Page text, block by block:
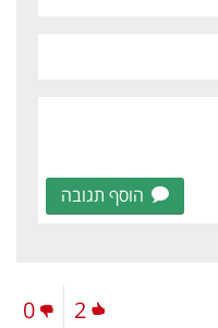
הוסף תגובה
2
0